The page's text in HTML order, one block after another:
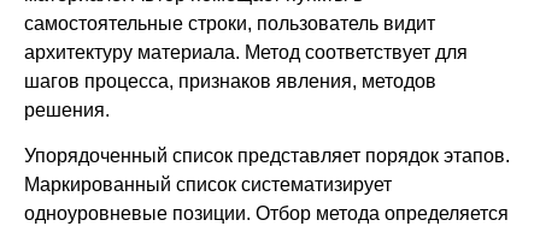
самостоятельные строки, пользователь видит
архитектуру материала. Метод соответствует для
шагов процесса, признаков явления, методов
решения.
Упорядоченный список представляет порядок этапов.
Маркированный список систематизирует
одноуровневые позиции. Отбор метода определяется